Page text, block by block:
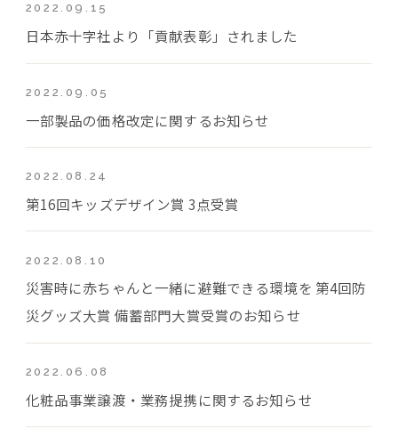
2022.09.15
日本赤十字社より「貢献表彰」されました
2022.09.05
一部製品の価格改定に関するお知らせ
2022.08.24
第16回キッズデザイン賞 3点受賞
2022.08.10
災害時に赤ちゃんと一緒に避難できる環境を 第4回防
災グッズ大賞 備蓄部門大賞受賞のお知らせ
2022.06.08
化粧品事業譲渡・業務提携に関するお知らせ